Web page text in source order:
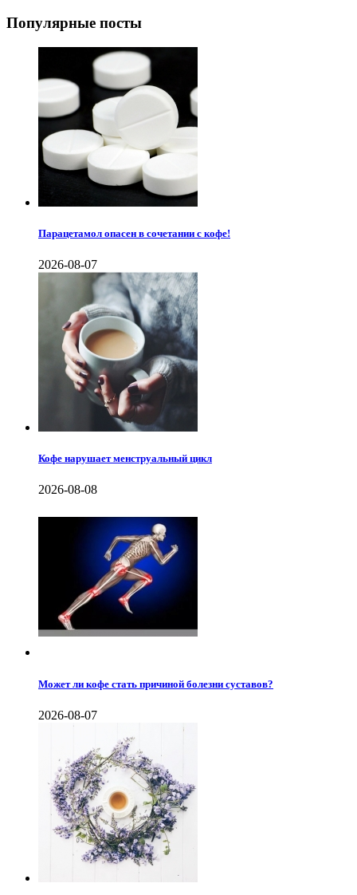
Популярные посты
Парацетамол опасен в сочетании с кофе!
2026-08-07
Кофе нарушает менструальный цикл
2026-08-08
Может ли кофе стать причиной болезни суставов?
2026-08-07